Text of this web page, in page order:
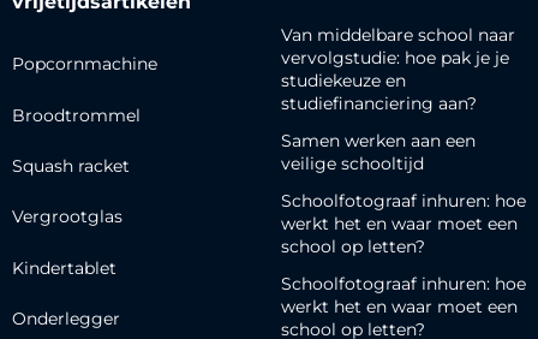
Popcornmachine
Broodtrommel
Squash racket
Vergrootglas
Kindertablet
Onderlegger
Van middelbare school naar
vervolgstudie: hoe pak je je
studiekeuze en
studiefinanciering aan?
Samen werken aan een
veilige schooltijd
Schoolfotograaf inhuren: hoe
werkt het en waar moet een
school op letten?
Schoolfotograaf inhuren: hoe
werkt het en waar moet een
school op letten?